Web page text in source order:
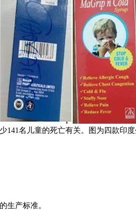
名儿童的死亡有关。图为四款印
生产标准。